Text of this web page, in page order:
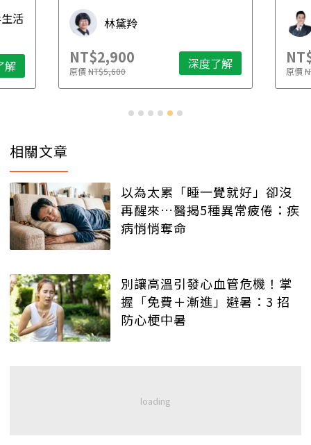
解
財稅專家 朱家棟
NT$2,500
原價NT$4,888 深度了解 原價
相關文章
以為太累「睡一覺就好」卻沒
再醒來…醫揭5種異常疲倦：疾
病悄悄奪命
別讓高溫引發心血管危機！掌
握「免費＋漸進」避暑：3 招
防心梗中暑